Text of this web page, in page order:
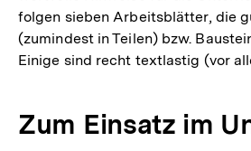
folgen sieben Arbeitsblätter, die
(zumindest in Teilen) bzw.
Einige sind recht textlastig (vor
Zum Einsatz im